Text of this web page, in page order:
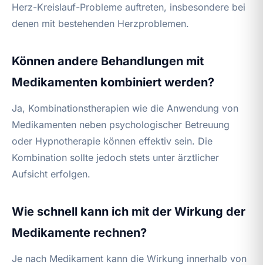
Herz-Kreislauf-Probleme auftreten, insbesondere bei
denen mit bestehenden Herzproblemen.
Können andere Behandlungen mit
Medikamenten kombiniert werden?
Ja, Kombinationstherapien wie die Anwendung von
Medikamenten neben psychologischer Betreuung
oder Hypnotherapie können effektiv sein. Die
Kombination sollte jedoch stets unter ärztlicher
Aufsicht erfolgen.
Wie schnell kann ich mit der Wirkung der
Medikamente rechnen?
Je nach Medikament kann die Wirkung innerhalb von